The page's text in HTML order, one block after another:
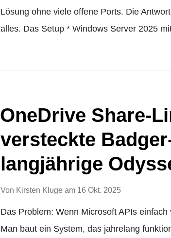
Lösung ohne viele offene Ports. Die
alles. Das Setup * Windows Server 2025
OneDrive Share-
versteckte
langjährige
Von Kirsten Kluge am 16 Okt. 2025
Das Problem: Wenn Microsoft APIs
Man baut ein System, das jahrelang